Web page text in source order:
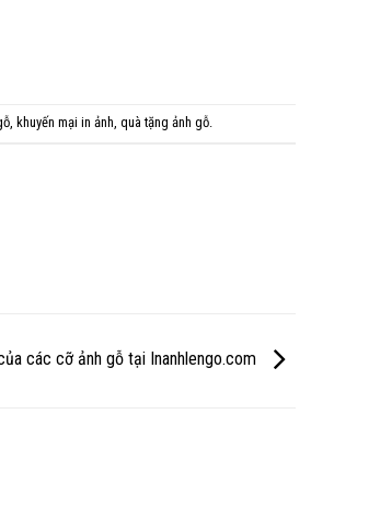
, khuyến mại in ảnh,quà tặng ảnh gỗ.
các cỡ ảnh gỗ tại Inanhlengo.com